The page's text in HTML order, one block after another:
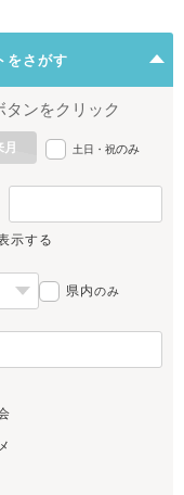
をさがす
ンをクリック
月 土日・祝のみ
示する
県内のみ